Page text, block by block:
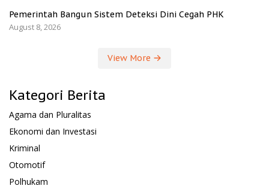
Pemerintah Bangun Sistem Deteksi Dini Cegah PHK
August 8, 2026
View More
Kategori Berita
Agama dan Pluralitas
Ekonomi dan Investasi
Kriminal
Otomotif
Polhukam